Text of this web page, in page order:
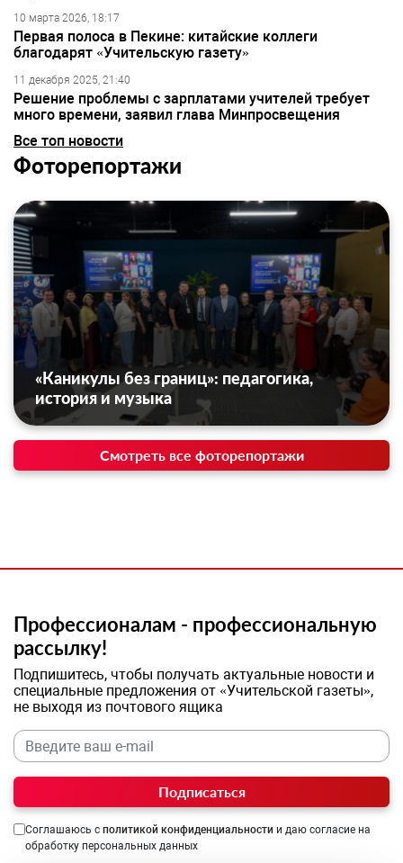
10 марта 2026, 18:17
Первая полоса в Пекине: китайские коллеги
благодарят «Учительскую газету»
11 декабря 2025, 21:40
Решение проблемы с зарплатами учителей требует
много времени, заявил глава Минпросвещения
Все топ новости
Фоторепортажи
«Каникулы без границ»: педагогика,
история и музыка
Смотреть все фоторепортажи
Профессионалам - профессиональную
рассылку!
Подпишитесь, чтобы получать актуальные новости и
специальные предложения от «Учительской газеты»,
не выходя из почтового ящика
Подписаться
Соглашаюсь с политикой конфиденциальности и даю согласие на
обработку персональных данных